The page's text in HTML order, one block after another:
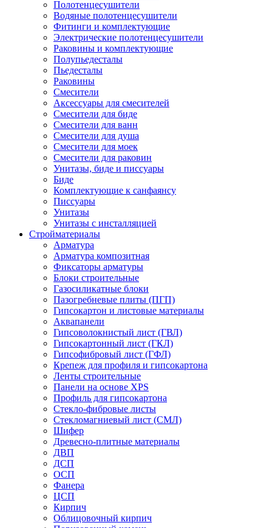
Полотенцесушители
Водяные полотенцесушители
Фитинги и комплектующие
Электрические полотенцесушители
Раковины и комплектующие
Полупьедесталы
Пьедесталы
Раковины
Смесители
Аксессуары для смесителей
Смесители для биде
Смесители для ванн
Смесители для душа
Смесители для моек
Смесители для раковин
Унитазы, биде и писсуары
Биде
Комплектующие к санфаянсу
Писсуары
Унитазы
Унитазы с инсталляцией
Стройматериалы
Арматура
Арматура композитная
Фиксаторы арматуры
Блоки строительные
Газосиликатные блоки
Пазогребневые плиты (ПГП)
Гипсокартон и листовые материалы
Аквапанели
Гипсоволокнистый лист (ГВЛ)
Гипсокартонный лист (ГКЛ)
Гипсофибровый лист (ГФЛ)
Крепеж для профиля и гипсокартона
Ленты строительные
Панели на основе XPS
Профиль для гипсокартона
Стекло-фибровые листы
Стекломагниевый лист (СМЛ)
Шифер
Древесно-плитные материалы
ДВП
ДСП
ОСП
Фанера
ЦСП
Кирпич
Облицовочный кирпич